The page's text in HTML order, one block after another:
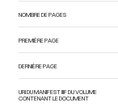
NOMBRE DE PAGES
PREMIÈRE PAGE
DERNIÈRE PAGE
URI DU MANIFEST IIIF DU VOLUME
CONTENANT LE DOCUMENT